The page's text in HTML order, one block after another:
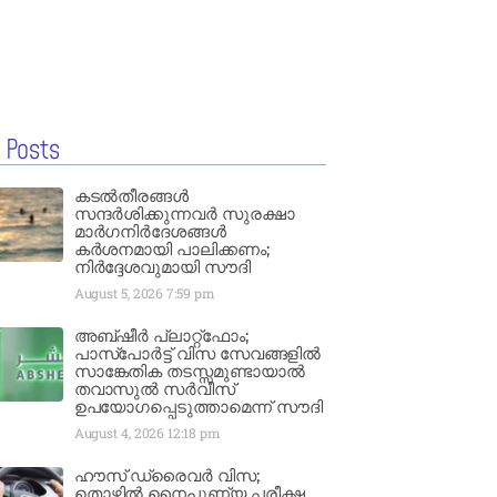
കടൽതീരങ്ങൾ
സന്ദർശിക്കുന്നവർ സുരക്ഷാ
മാർഗനിർദേശങ്ങൾ
കർശനമായി പാലിക്കണം;
നിർദ്ദേശവുമായി സൗദി
August 5, 20267:59 pm
അബ്ഷീർ പ്ലാറ്റ്‌ഫോം;
പാസ്‌പോർട്ട് വിസ സേവങ്ങളിൽ
സാങ്കേതിക തടസ്സമുണ്ടായാൽ
തവാസുൽ സർവീസ്
ഉപയോഗപ്പെടുത്താമെന്ന് സൗദി
August 4, 2026 12:18 pm
ഹൗസ് ഡ്രൈവർ വിസ;
തൊഴിൽ നൈപുണ്യ പരീക്ഷ